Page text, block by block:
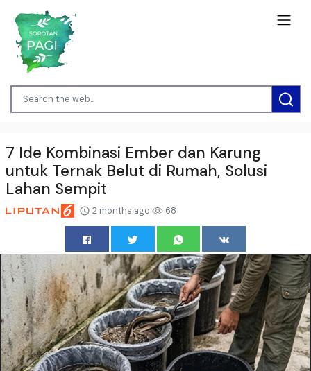
7 Ide Kombinasi Ember dan Karung
untuk Ternak Belut di Rumah, Solusi
Lahan Sempit
2 months ago 68